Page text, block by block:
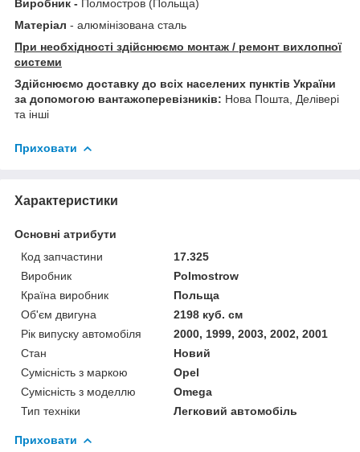
Виробник - Полмостров (Польща)
Матеріал - алюмінізована сталь
При необхідності здійснюємо монтаж / ремонт вихлопної
системи
Здійснюємо доставку до всіх населених пунктів України
за допомогою вантажоперевізників: Нова Пошта, Делівері
та інші
Приховати
Характеристики
Основні атрибути
Код запчастини
17.325
Виробник
Polmostrow
Країна виробник
Польща
Об'єм двигуна
2198 куб. см
Рік випуску автомобіля
2000, 1999, 2003, 2002, 2001
Стан
Новий
Сумісність з маркою
Opel
Сумісність з моделлю
Omega
Тип техніки
Легковий автомобіль
Приховати